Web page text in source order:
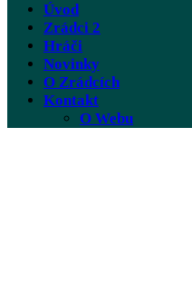
Úvod
Zrádci 2
Hráči
Novinky
O Zrádcích
Kontakt
O Webu